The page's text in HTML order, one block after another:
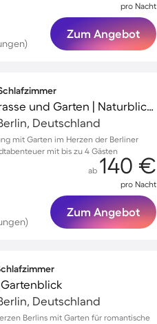
pro Nacht
Zum Angebot
Ferienwohnung mit Terrasse und Garten | Naturblick | Perfekt für die Arbeit von Zuhause
Deutschland
mit Garten im Herzen der Berliner
mit bis zu 4 Gästen
ab 140 €
pro Nacht
Zum Angebot
Deutschland
Berlins mit Garten für romantische